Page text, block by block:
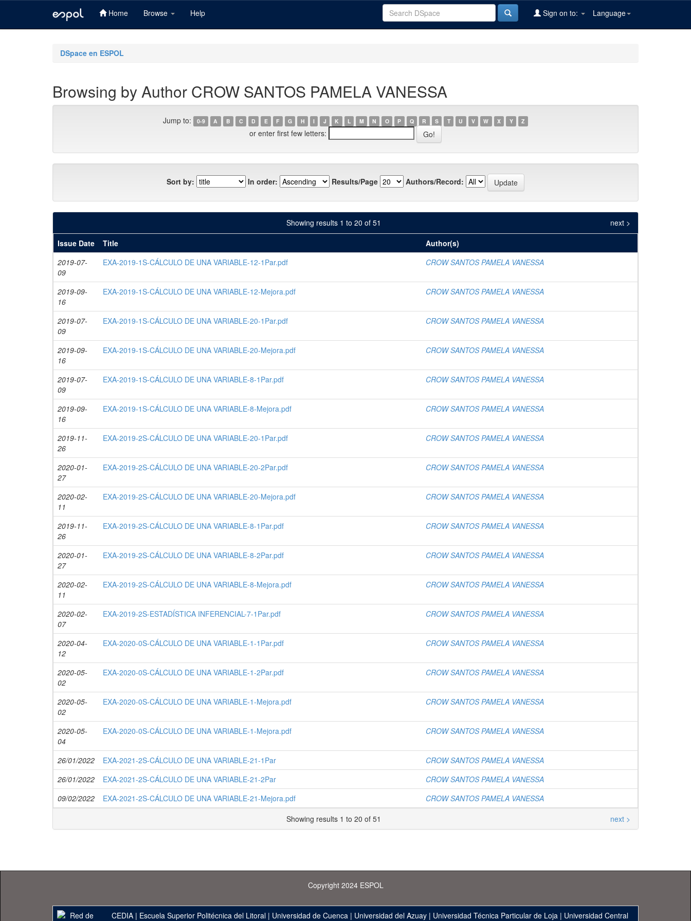
Home Browse Help Language
Sign on to:
DSpace en ESPOL
Browsing by Author CROW SANTOS PAMELA VANESSA
Jump to: 0-9 A B C D E F G H I J K L M N O P Q R S T U V W X Y Z
or enter first few letters:
Sort by: In order: Results/Page Authors/Record:
Showing results 1 to 20 of 51
next >
Issue Date
Title
Author(s)
2019-07-
09
EXA-2019-1S-CÁLCULO DE UNA VARIABLE-12-1Par.pdf CROW SANTOS PAMELA VANESSA
2019-09-
16
EXA-2019-1S-CÁLCULO DE UNA VARIABLE-12-Mejora.pdf CROW SANTOS PAMELA VANESSA
2019-07-
09
EXA-2019-1S-CÁLCULO DE UNA VARIABLE-20-1Par.pdf CROW SANTOS PAMELA VANESSA
2019-09-
16
EXA-2019-1S-CÁLCULO DE UNA VARIABLE-20-Mejora.pdf CROW SANTOS PAMELA VANESSA
2019-07-
09
EXA-2019-1S-CÁLCULO DE UNA VARIABLE-8-1Par.pdf CROW SANTOS PAMELA VANESSA
2019-09-
16
EXA-2019-1S-CÁLCULO DE UNA VARIABLE-8-Mejora.pdf CROW SANTOS PAMELA VANESSA
2019-11-
26
EXA-2019-2S-CÁLCULO DE UNA VARIABLE-20-1Par.pdf CROW SANTOS PAMELA VANESSA
2020-01-
27
EXA-2019-2S-CÁLCULO DE UNA VARIABLE-20-2Par.pdf CROW SANTOS PAMELA VANESSA
2020-02-
11
EXA-2019-2S-CÁLCULO DE UNA VARIABLE-20-Mejora.pdf CROW SANTOS PAMELA VANESSA
2019-11-
26
EXA-2019-2S-CÁLCULO DE UNA VARIABLE-8-1Par.pdf CROW SANTOS PAMELA VANESSA
2020-01-
27
EXA-2019-2S-CÁLCULO DE UNA VARIABLE-8-2Par.pdf CROW SANTOS PAMELA VANESSA
2020-02-
11
EXA-2019-2S-CÁLCULO DE UNA VARIABLE-8-Mejora.pdf CROW SANTOS PAMELA VANESSA
2020-02-
07
EXA-2019-2S-ESTADÍSTICA INFERENCIAL-7-1Par.pdf CROW SANTOS PAMELA VANESSA
2020-04-
12
EXA-2020-0S-CÁLCULO DE UNA VARIABLE-1-1Par.pdf CROW SANTOS PAMELA VANESSA
2020-05-
02
EXA-2020-0S-CÁLCULO DE UNA VARIABLE-1-2Par.pdf CROW SANTOS PAMELA VANESSA
2020-05-
02
EXA-2020-0S-CÁLCULO DE UNA VARIABLE-1-Mejora.pdf CROW SANTOS PAMELA VANESSA
2020-05-
04
EXA-2020-0S-CÁLCULO DE UNA VARIABLE-1-Mejora.pdf CROW SANTOS PAMELA VANESSA
26/01/2022 EXA-2021-2S-CÁLCULO DE UNA VARIABLE-21-1Par
CROW SANTOS PAMELA VANESSA
26/01/2022
EXA-2021-2S-CÁLCULO DE UNA VARIABLE-21-2Par
CROW SANTOS PAMELA VANESSA
09/02/2022
EXA-2021-2S-CÁLCULO DE UNA VARIABLE-21-Mejora.pdf
CROW SANTOS PAMELA VANESSA
Showing results 1 to 20 of 51
next >
Copyright 2024 ESPOL
CEDIA | Escuela Superior Politécnica del Litoral | Universidad de Cuenca | Universidad del Azuay | Universidad Técnica Particular de Loja | Universidad Central